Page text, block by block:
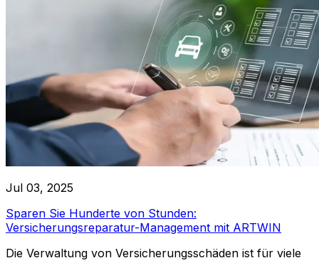
Jul 03, 2025
Sparen Sie Hunderte von Stunden:
Versicherungsreparatur-Management mit ARTWIN
Die Verwaltung von Versicherungsschäden ist für viele